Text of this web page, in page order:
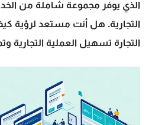
الذي يوفر مجموعة شاملة من
التجارية. هل أنت مستعد لرؤية
التجارة تسهيل العملية التجارية